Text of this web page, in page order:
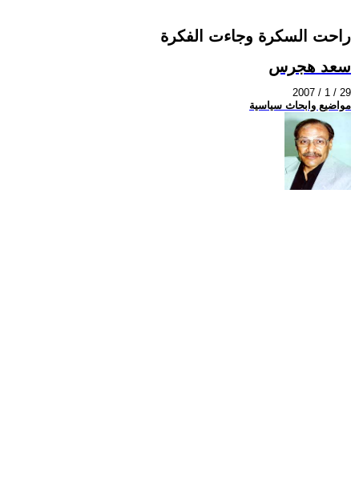
راحت السكرة وجاءت الفكرة
سعد هجرس
2007 / 1 / 29
مواضيع وابحاث سياسية